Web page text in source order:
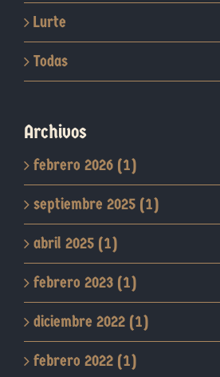
Lurte
Todas
Archivos
febrero 2026 (1)
septiembre 2025 (1)
abril 2025 (1)
febrero 2023 (1)
diciembre 2022 (1)
febrero 2022 (1)